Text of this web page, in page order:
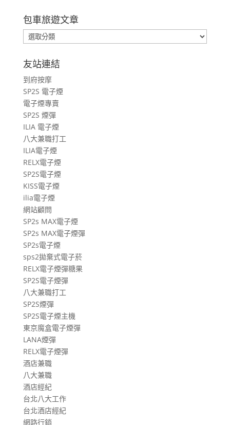
包車旅遊文章
包
車
旅
遊
文
章
友站連結
到府按摩
SP2S 電子煙
電子煙專賣
SP2S 煙彈
ILIA 電子煙
八大兼職打工
ILIA電子煙
RELX電子煙
SP2S電子煙
KISS電子煙
ilia電子煙
網站顧問
SP2s MAX電子煙
SP2s MAX電子煙彈
SP2s電子煙
sps2拋棄式電子菸
RELX電子煙彈糖果
SP2S電子煙彈
八大兼職打工
SP2S煙彈
SP2S電子煙主機
東京魔盒電子煙彈
LANA煙彈
RELX電子煙彈
酒店兼職
八大兼職
酒店經紀
台北八大工作
台北酒店經紀
網路行銷